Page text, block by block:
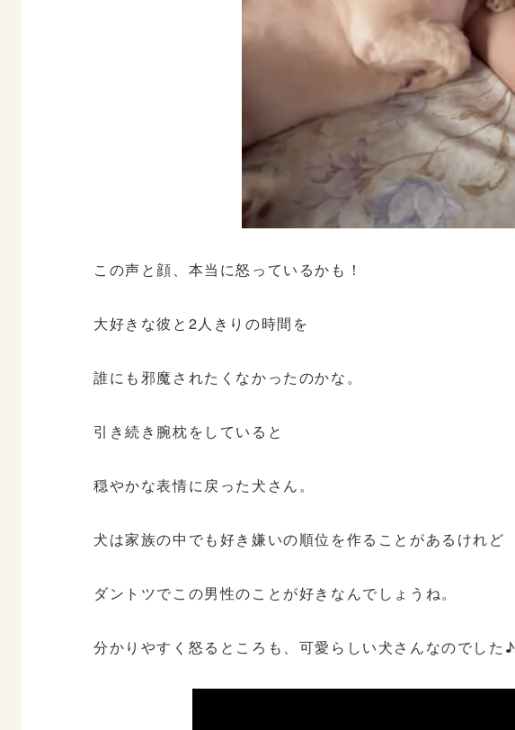
この声と顔、本当に怒っているかも！
大好きな彼と2人きりの時間を
誰にも邪魔されたくなかったのかな。
引き続き腕枕をしていると
穏やかな表情に戻った犬さん。
犬は家族の中でも好き嫌いの順位を作ることがあるけれど
ダントツでこの男性のことが好きなんでしょうね。
分かりやすく怒るところも、可愛らしい犬さんなのでした♪